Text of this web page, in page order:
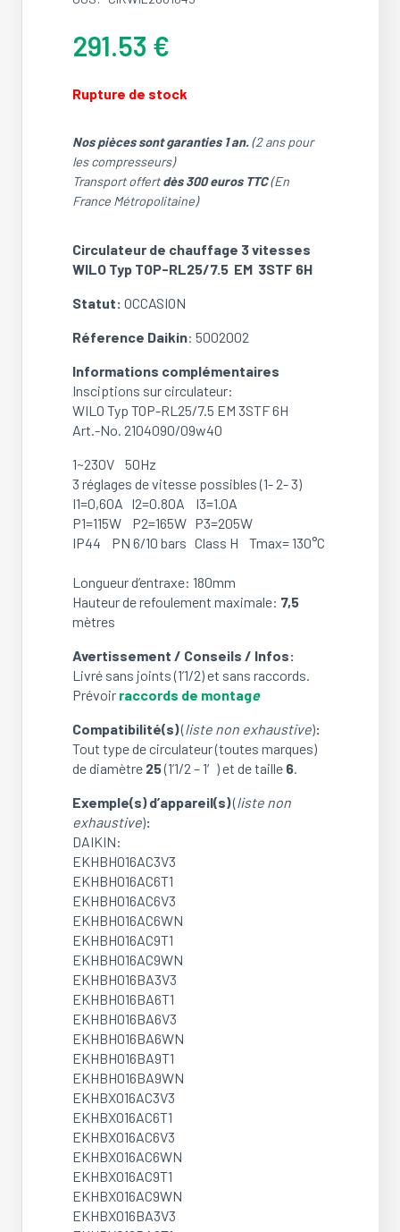
291.53 €
Rupture de stock
Nos pièces sont garanties 1 an.(2 ans pour
les compresseurs)
Transport offertdès 300 euros TTC(En
France Métropolitaine)
Circulateur de chauffage 3 vitesses
WILO Typ TOP-RL25/7.5 EM 3STF 6H
Statut: OCCASION
Réference Daikin: 5002002
Informations complémentaires
Insciptions sur circulateur:
WILO Typ TOP-RL25/7.5 EM 3STF 6H
Art.-No. 2104090/09w40
1~230V 50Hz
3 réglages de vitesse possibles (1- 2- 3)
I1=0,60A I2=0.80A I3=1.0A
P1=115W P2=165W P3=205W
IP44 PN 6/10 bars Class H Tmax= 130°C
Longueur d’entraxe: 180mm
Hauteur de refoulement maximale: 7,5
mètres
Avertissement / Conseils / Infos:
Livré sans joints (1’1/2) et sans raccords.
Prévoir raccords de montage
Compatibilité(s)(liste non exhaustive):
Tout type de circulateur (toutes marques)
de diamètre 25(1’1/2 – 1′) et de taille 6
Exemple(s) d’appareil(s)(liste non
exhaustive):
DAIKIN:
EKHBH016AC3V3
EKHBH016AC6T1
EKHBH016AC6V3
EKHBH016AC6WN
EKHBH016AC9T1
EKHBH016AC9WN
EKHBH016BA3V3
EKHBH016BA6T1
EKHBH016BA6V3
EKHBH016BA6WN
EKHBH016BA9T1
EKHBH016BA9WN
EKHBX016AC3V3
EKHBX016AC6T1
EKHBX016AC6V3
EKHBX016AC6WN
EKHBX016AC9T1
EKHBX016AC9WN
EKHBX016BA3V3